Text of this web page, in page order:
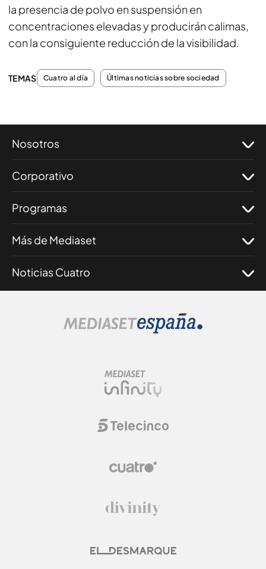
la presencia de polvo en suspensión en
concentraciones elevadas y producirán calimas,
con la consiguiente reducción de la visibilidad.
TEMAS Cuatro al día Últimas noticias sobre sociedad
Nosotros
Corporativo
Programas
Más de Mediaset
Noticias Cuatro